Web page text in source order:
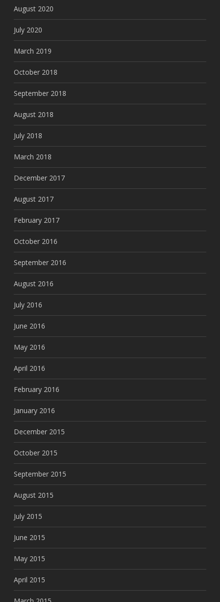
August 2020
July 2020
March 2019
October 2018
September 2018
August 2018
July 2018
March 2018
December 2017
August 2017
February 2017
October 2016
September 2016
August 2016
July 2016
June 2016
May 2016
April 2016
February 2016
January 2016
December 2015
October 2015
September 2015
August 2015
July 2015
June 2015
May 2015
April 2015